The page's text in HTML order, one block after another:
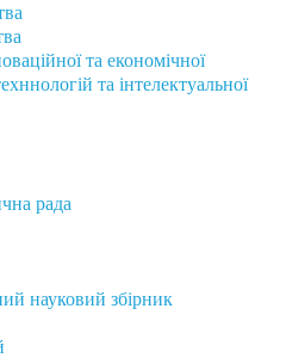
та економічної
та інтелектуальної
рада
науковий збірник